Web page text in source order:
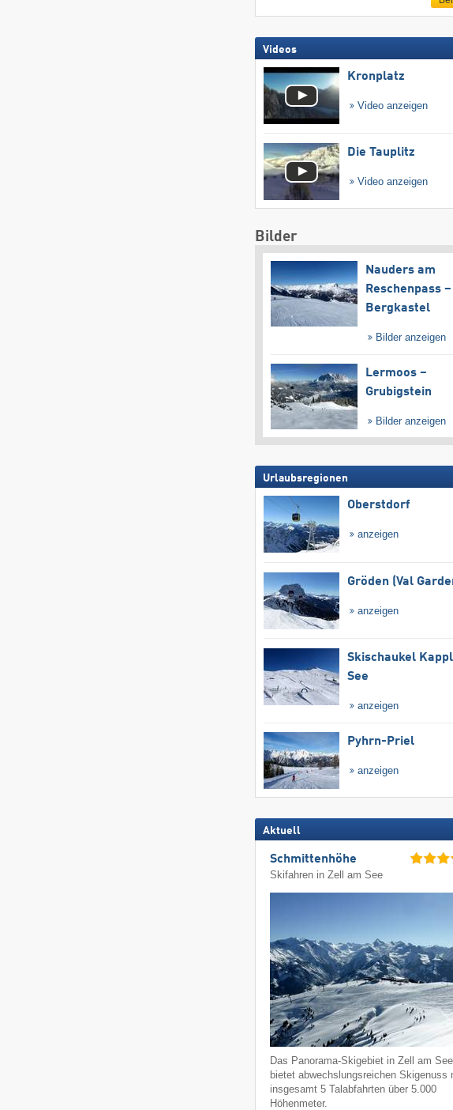
Videos
Kronplatz
Video anzeigen
Die Tauplitz
Video anzeigen
Bilder
Nauders am
Reschenpass –
Bergkastel
Bilder anzeigen
Lermoos –
Grubigstein
Bilder anzeigen
Urlaubsregionen
Oberstdorf
anzeigen
Gröden (Val
anzeigen
Skischaukel
See
anzeigen
Pyhrn-Priel
anzeigen
Aktuell
Schmittenhöhe
Skifahren in Zell am See
Das Panorama-Skigebiet in Zell am See
bietet abwechslungsreichen Skigenuss
insgesamt 5 Talabfahrten über 5.000
Höhenmeter.